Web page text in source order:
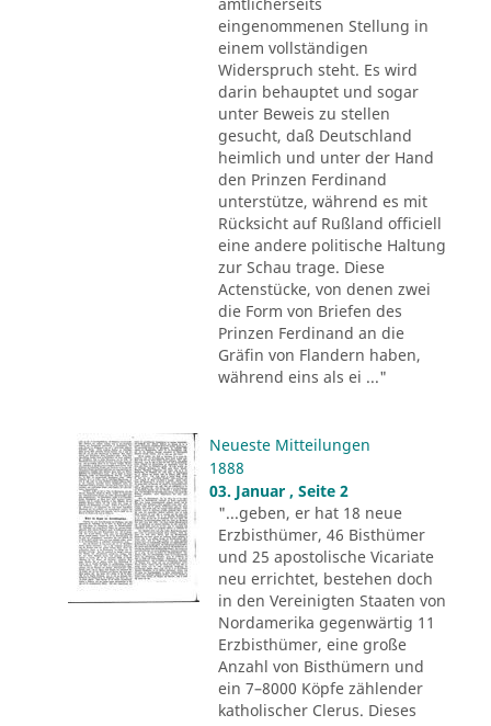
eingenommenen Stellung in
einem vollständigen
Widerspruch steht. Es wird
darin behauptet und sogar
unter Beweis zu stellen
gesucht, daß Deutschland
heimlich und unter der Hand
den Prinzen Ferdinand
unterstütze, während es mit
Rücksicht auf Rußland officiell
eine andere politische Haltung
zur Schau trage. Diese
Actenstücke, von denen zwei
die Form von Briefen des
Prinzen Ferdinand an die
Gräfin von Flandern haben,
während eins als ei ..."
Neueste Mitteilungen
1888
03. Januar , Seite 2
"...geben, er hat 18 neue
Erzbisthümer, 46 Bisthümer
und 25 apostolische Vicariate
neu errichtet, bestehen doch
in den Vereinigten Staaten von
Nordamerika gegenwärtig 11
Erzbisthümer, eine große
Anzahl von Bisthümern und
ein 7–8000 Köpfe zählender
katholischer Clerus. Dieses